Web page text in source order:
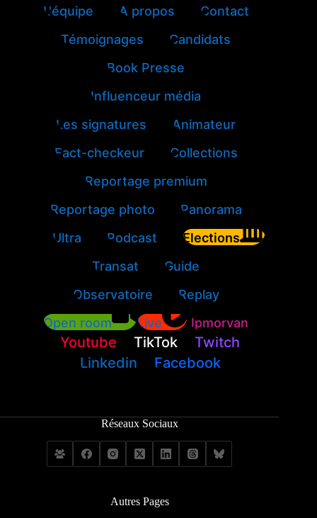
L'équipe
A propos
Contact
Témoignages
Candidats
Book Presse
Influenceur média
Les signatures
Animateur
Fact-checkeur
Collections
Reportage premium
Reportage photo
Panorama
Ultra
Podcast
Elections
Transat
Guide
Observatoire
Replay
Open room
Live Jpmorvan
Youtube TikTok
Twitch
Linkedin
Facebook
Réseaux Sociaux
Autres Pages